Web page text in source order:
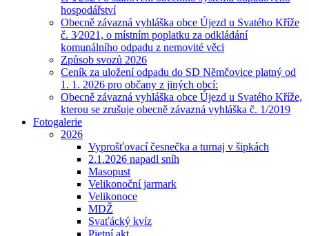
hospodářství
Obecně závazná vyhláška obce Újezd u Svatého Kříže
č. 3⁄2021, o místním poplatku za odkládání
komunálního odpadu z nemovité věci
Způsob svozů 2026
Ceník za uložení odpadu do SD Němčovice platný od
1. 1. 2026 pro občany z jiných obcí:
Obecně závazná vyhláška obce Újezd u Svatého Kříže,
kterou se zrušuje obecně závazná vyhláška č. 1/2019
Fotogalerie
2026
Vyprošťovací česnečka a turnaj v šipkách
2.1.2026 napadl sníh
Masopust
Velikonoční jarmark
Velikonoce
MDŽ
Svaťácký kvíz
Pietní akt